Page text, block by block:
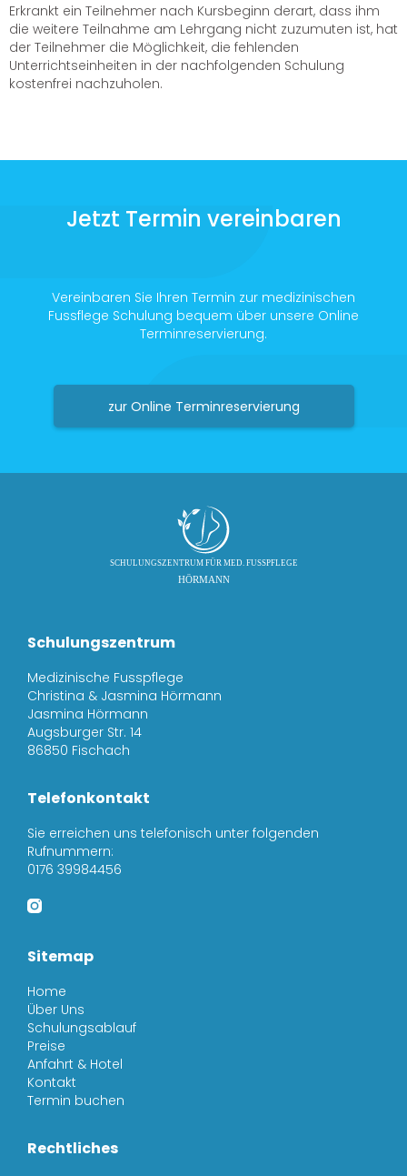
Erkrankt ein Teilnehmer nach Kursbeginn derart, dass ihm
die weitere Teilnahme am Lehrgang nicht zuzumuten ist, hat
der Teilnehmer die Möglichkeit, die fehlenden
Unterrichtseinheiten in der nachfolgenden Schulung
kostenfrei nachzuholen.
Jetzt Termin vereinbaren
Vereinbaren Sie Ihren Termin zur medizinischen
Fussflege Schulung bequem über unsere Online
Terminreservierung.
zur Online Terminreservierung
Schulungszentrum
Medizinische Fusspflege
Christina & Jasmina Hörmann
Jasmina Hörmann
Augsburger Str. 14
86850 Fischach
Telefonkontakt
Sie erreichen uns telefonisch unter folgenden
Rufnummern:
0176 39984456
Sitemap
Home
Über Uns
Schulungsablauf
Preise
Anfahrt & Hotel
Kontakt
Termin buchen
Rechtliches